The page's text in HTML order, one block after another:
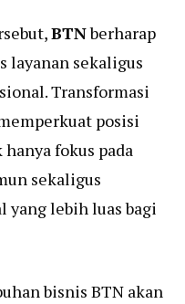
BTNberharap
layanan sekaligus
Transformasi
posisi
fokus pada
sekaligus
yang lebih luas bagi
bisnis BTN akan